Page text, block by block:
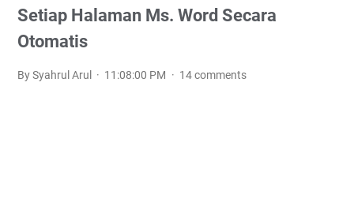
Setiap Halaman Ms. Word Secara
Otomatis
By Syahrul Arul 11:08:00 PM 14 comments